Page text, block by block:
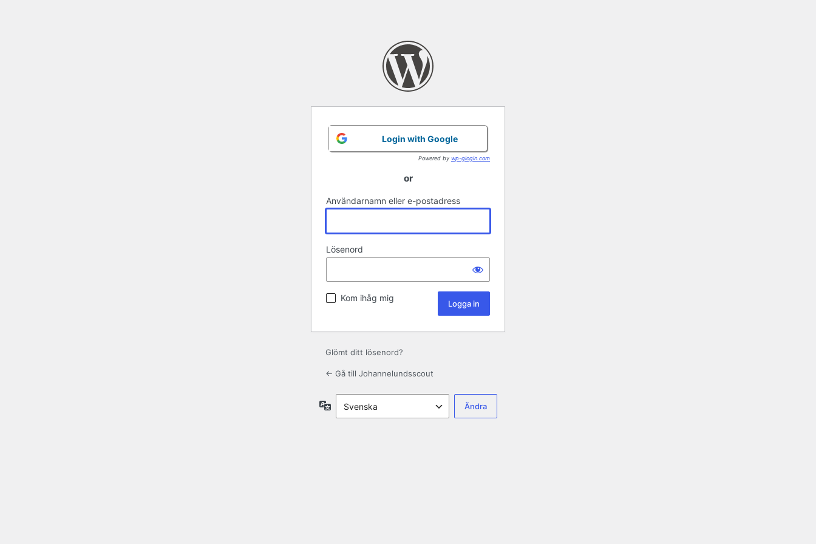
Login with Google
Powered by wp-glogin.com
or
Användarnamn eller e-postadress
Lösenord
Kom ihåg mig
Glömt ditt lösenord?
← Gå till Johannelundsscout
Språk